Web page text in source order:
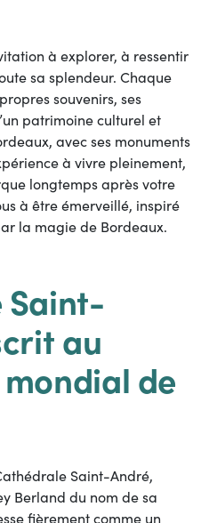
à explorer, à ressentir
sa splendeur. Chaque
souvenirs, ses
patrimoine culturel et
avec ses monuments
à vivre pleinement,
longtemps après votre
à être émerveillé, inspiré
la magie de Bordeaux.
Saint-
au
de
Saint-André,
Berland du nom de sa
fièrement comme un